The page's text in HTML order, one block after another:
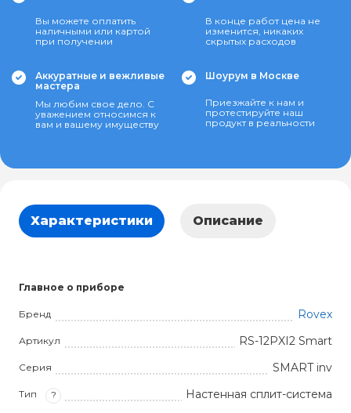
Вы можете оплатить
наличными или картой
при получении
В конце работ цена не
изменится, никаких
скрытых расходов
Аккуратные и вежливые
мастера
Мы любим свое дело. С
уважением относимся к
вам и вашему имуществу
Шоурум в Москве
Приезжайте к нам и
протестируйте наш
продукт в реальности
Характеристики Описание
Главное о приборе
Бренд Rovex
Артикул RS-12PXI2 Smart
Серия SMART inv
Тип ? Настенная сплит-система